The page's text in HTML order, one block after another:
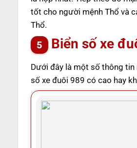
tốt cho người mệnh Thổ và
Thổ.
Biển số xe
Dưới đây là một số thông
số xe đuôi 989 có cao hay